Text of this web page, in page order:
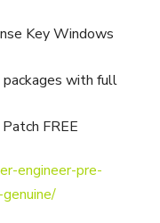
Key Windows
packages with full
FREE
engineer-pre-